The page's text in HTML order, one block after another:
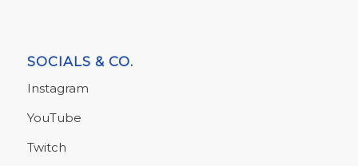
SOCIALS & CO.
Instagram
YouTube
Twitch